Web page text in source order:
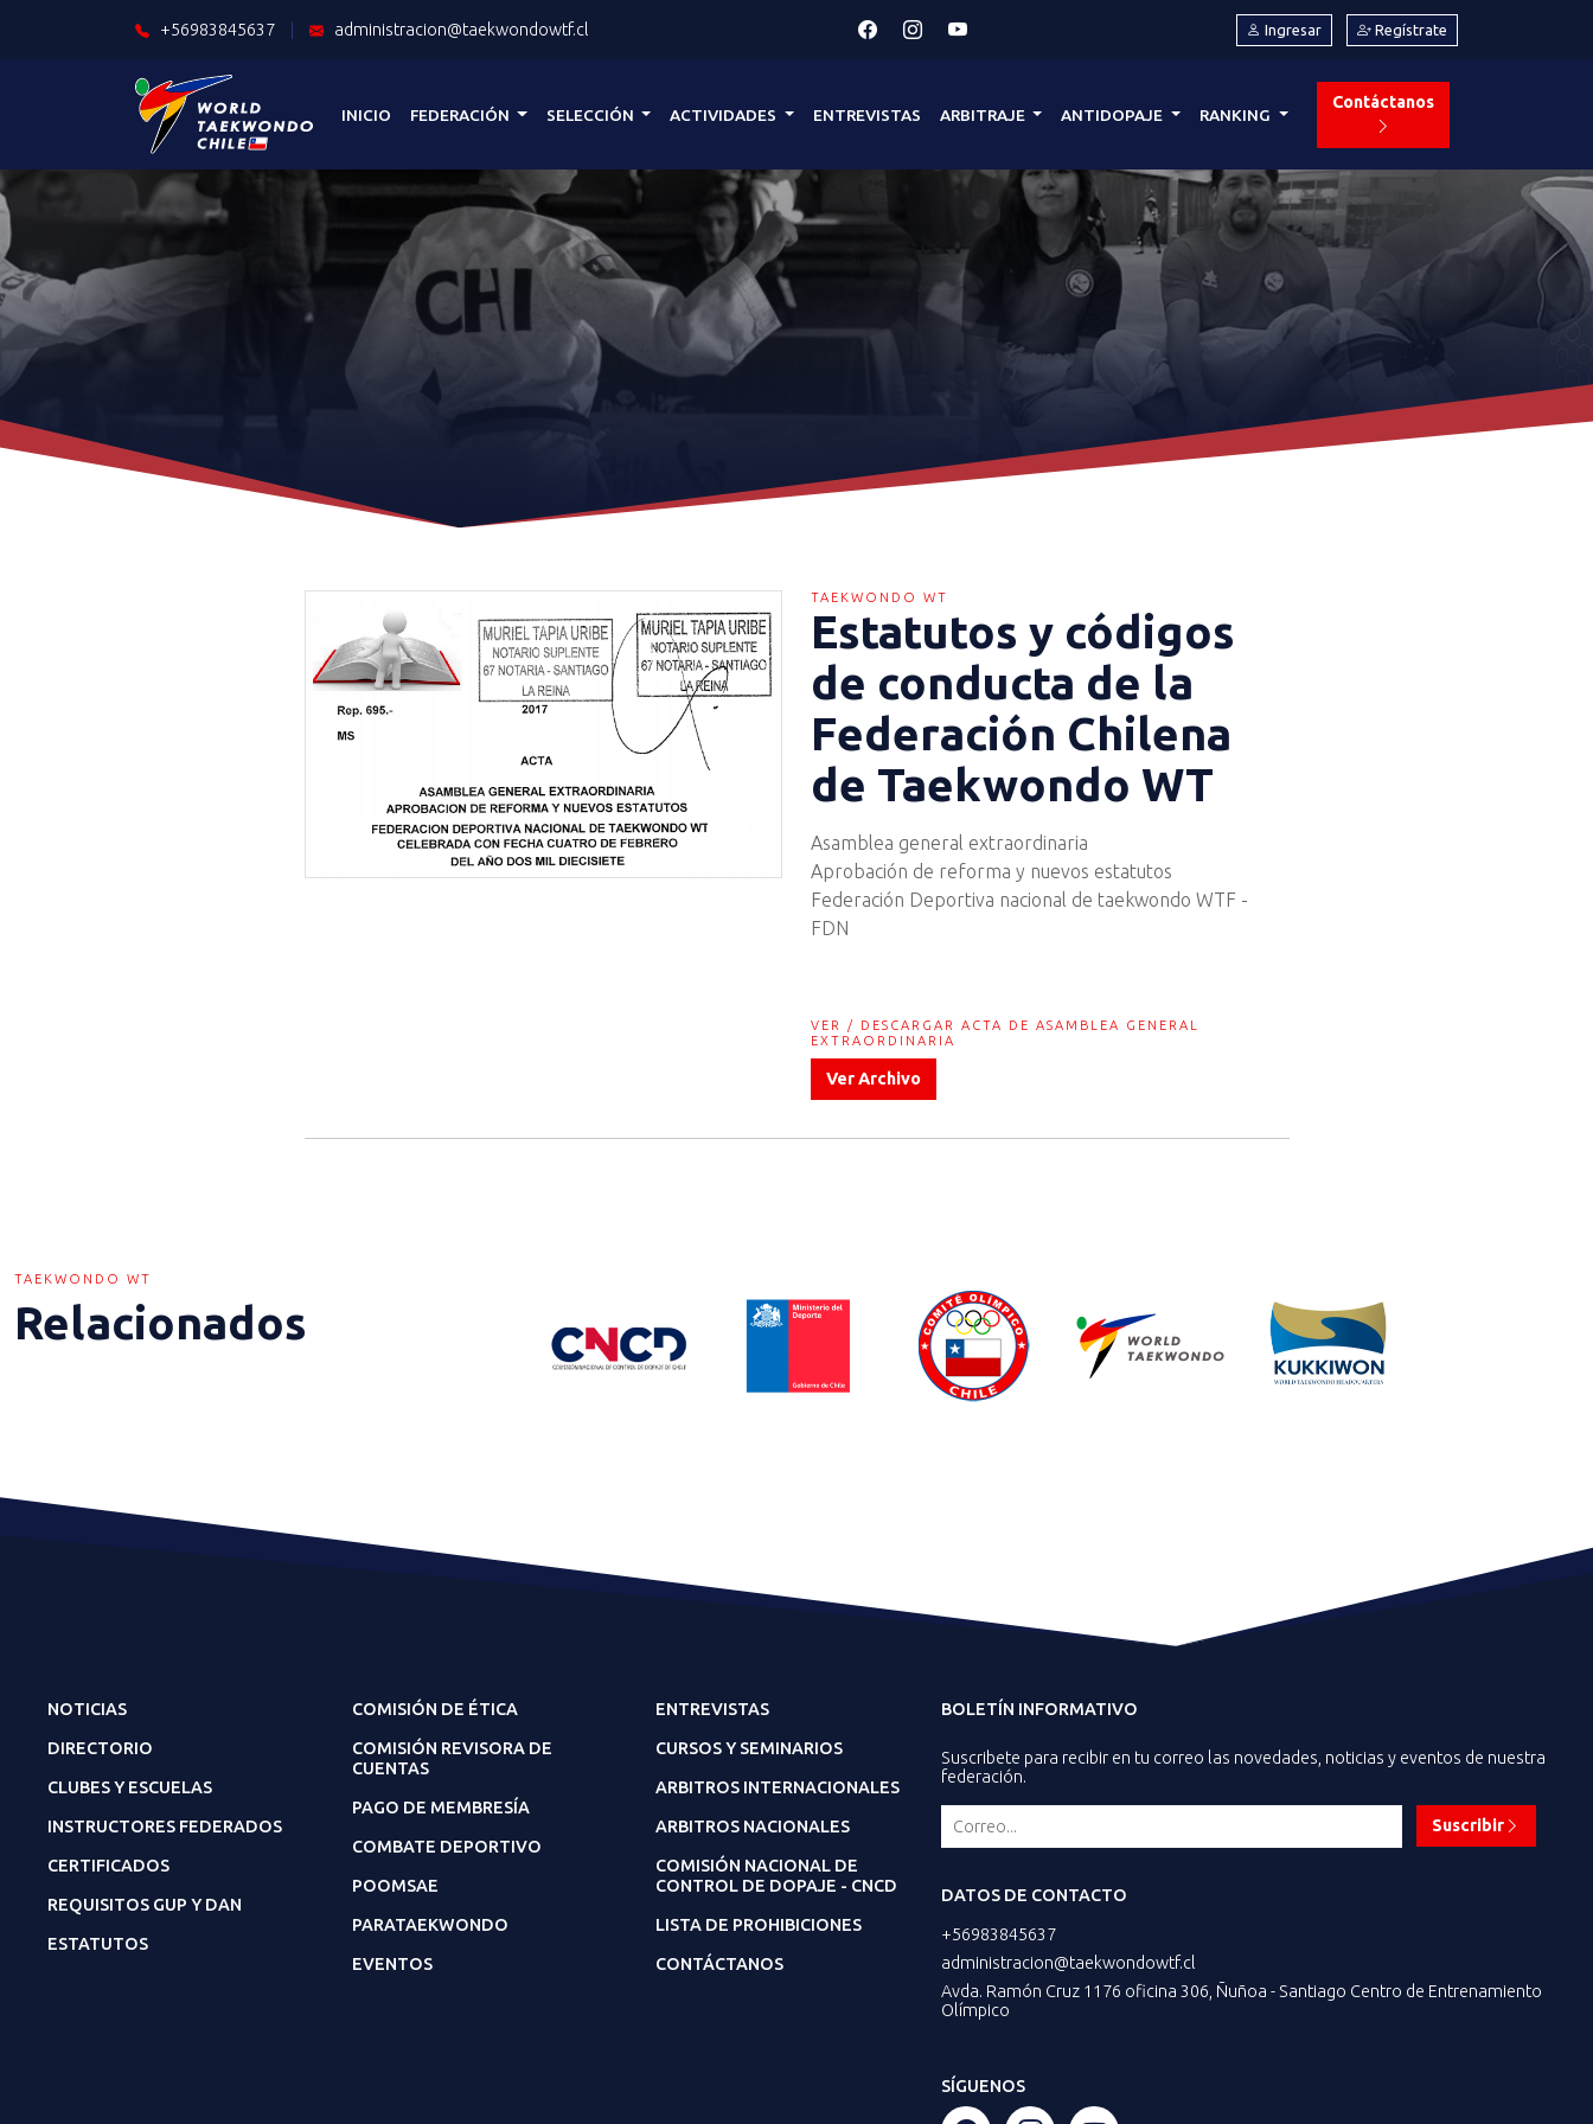
+56983845637 administracion@taekwondowtf.cl Ingresar Regístrate
INICIO FEDERACIÓN SELECCIÓN ACTIVIDADES ENTREVISTAS ARBITRAJE ANTIDOPAJE RANKING
Contáctanos
TAEKWONDO WT
Estatutos y códigos
de conducta de la
Federación Chilena
de Taekwondo WT
Asamblea general extraordinaria
Aprobación de reforma y nuevos estatutos
Federación Deportiva nacional de taekwondo WTF -
FDN
VER / DESCARGAR ACTA DE ASAMBLEA GENERAL
EXTRAORDINARIA
Ver Archivo
TAEKWONDO WT
Relacionados
NOTICIAS
DIRECTORIO
CLUBES Y ESCUELAS
INSTRUCTORES FEDERADOS
CERTIFICADOS
REQUISITOS GUP Y DAN
ESTATUTOS
COMISIÓN DE ÉTICA
COMISIÓN REVISORA DE
CUENTAS
PAGO DE MEMBRESÍA
COMBATE DEPORTIVO
POOMSAE
PARATAEKWONDO
EVENTOS
ENTREVISTAS
CURSOS Y SEMINARIOS
ARBITROS INTERNACIONALES
ARBITROS NACIONALES
COMISIÓN NACIONAL DE
CONTROL DE DOPAJE - CNCD
LISTA DE PROHIBICIONES
CONTÁCTANOS
BOLETÍN INFORMATIVO
Suscribete para recibir en tu correo las novedades, noticias y eventos de nuestra
federación.
Suscribir
DATOS DE CONTACTO
+56983845637
administracion@taekwondowtf.cl
Avda. Ramón Cruz 1176 oficina 306, Ñuñoa - Santiago Centro de Entrenamiento
Olímpico
SÍGUENOS